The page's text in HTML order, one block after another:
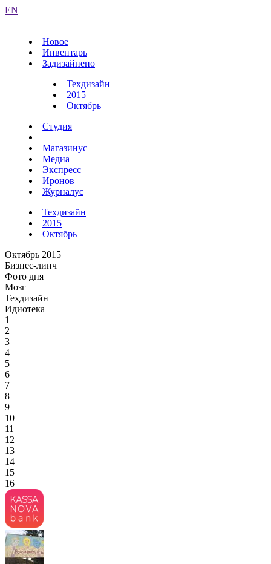
EN
Новое
Инвентарь
Задизайнено
Техдизайн
2015
Октябрь
Студия
Магазинус
Медиа
Экспресс
Иронов
Журналус
Техдизайн
2015
Октябрь
Октябрь 2015
Бизнес-линч
Фото дня
Мозг
Техдизайн
Идиотека
1
2
3
4
5
6
7
8
9
10
11
12
13
14
15
16